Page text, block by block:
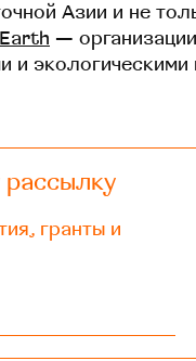
Азии и не
—
и
гранты и